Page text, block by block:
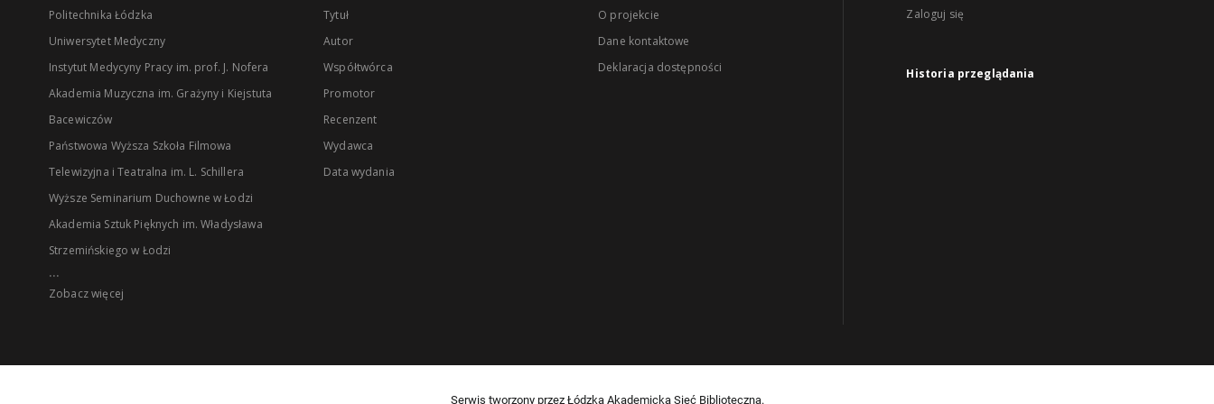
Politechnika Łódzka
Uniwersytet Medyczny
Instytut Medycyny Pracy im. prof. J. Nofera
Akademia Muzyczna im. Grażyny i Kiejstuta
Bacewiczów
Państwowa Wyższa Szkoła Filmowa
Telewizyjna i Teatralna im. L. Schillera
Wyższe Seminarium Duchowne w Łodzi
Akademia Sztuk Pięknych im. Władysława
Strzemińskiego w Łodzi
...
Zobacz więcej
Tytuł
Autor
Współtwórca
Promotor
Recenzent
Wydawca
Data wydania
O projekcie
Dane kontaktowe
Deklaracja dostępności
Zaloguj się
Historia przeglądania
Serwis tworzony przez Łódzką Akademicką Sieć Biblioteczną.